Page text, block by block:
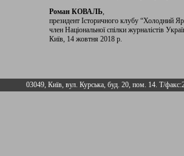
Роман КОВАЛЬ,
президент Історичного клубу “Холодний
член Національної спілки журналістів
Київ, 14 жовтня 2018 р.
03049, Київ, вул. Курська, буд. 20, пом. 14. Т/